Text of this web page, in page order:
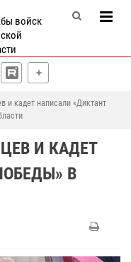
войск
и кадет написали «Диктант
И КАДЕТ
В